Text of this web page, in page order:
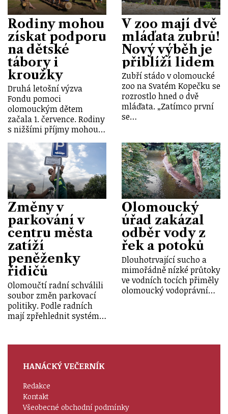
Rodiny mohou
získat podporu
na dětské
tábory i
kroužky
Druhá letošní výzva
Fondu pomoci
olomouckým dětem
začala 1. července. Rodiny
s nižšími příjmy mohou…
V zoo mají dvě
mláďata zubrů!
Nový výběh je
přiblíží lidem
Zubří stádo v olomoucké
zoo na Svatém Kopečku se
rozrostlo hned o dvě
mláďata. „Zatímco první
se…
Změny v
parkování v
centru města
zatíží
peněženky
řidičů
Olomoučtí radní schválili
soubor změn parkovací
politiky. Podle radních
mají zpřehlednit systém…
Olomoucký
úřad zakázal
odběr vody z
řek a potoků
Dlouhotrvající sucho a
mimořádně nízké průtoky
ve vodních tocích přiměly
olomoucký vodoprávní…
HANÁCKÝ VEČERNÍK
Redakce
Kontakt
Všeobecné obchodní podmínky